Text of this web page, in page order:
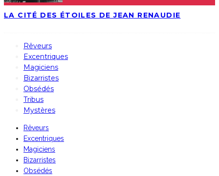
LA CITÉ DES ÉTOILES DE JEAN RENAUDIE
Rêveurs
Excentriques
Magiciens
Bizarristes
Obsédés
Tribus
Mystères
Rêveurs
Excentriques
Magiciens
Bizarristes
Obsédés